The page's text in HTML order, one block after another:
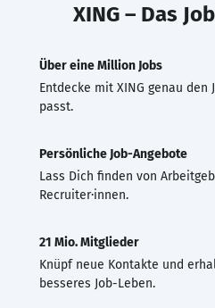
XING – Das
Über eine Million Jobs
Entdecke mit XING genau den
passt.
Persönliche Job-Angebote
Lass Dich finden von
Recruiter·innen.
21 Mio. Mitglieder
Knüpf neue Kontakte und
besseres Job-Leben.